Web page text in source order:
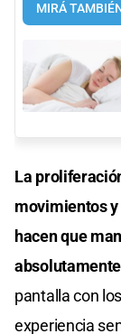
MIRÁ
La
movimientos
hacen que
pantalla con
experiencia